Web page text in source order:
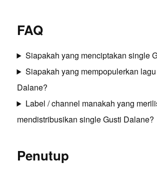
FAQ
Siapakah yang menciptakan single
Siapakah yang mempopulerkan
Dalane?
Label / channel manakah yang
mendistribusikan single Gusti Dalane?
Penutup